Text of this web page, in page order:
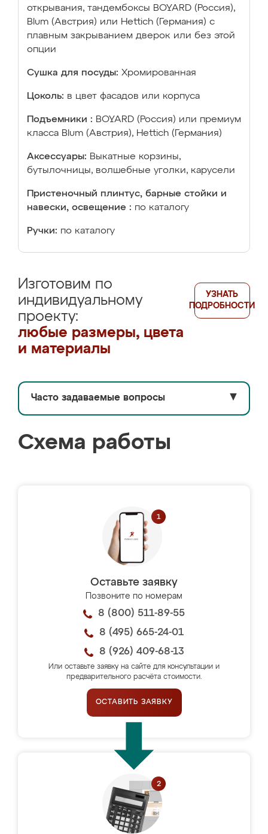
открывания, тандембоксы BOYARD (Россия),
Blum (Австрия) или Hettich (Германия) с
плавным закрыванием дверок или без этой
опции
Сушка для посуды: Хромированная
Цоколь: в цвет фасадов или корпуса
Подъемники : BOYARD (Россия) или премиум
класса Blum (Австрия), Hettich (Германия)
Аксессуары: Выкатные корзины,
бутылочницы, волшебные уголки, карусели
Пристеночный плинтус, барные стойки и
навески, освещение : по каталогу
Ручки: по каталогу
Изготовим по
индивидуальному
проекту:
любые размеры, цвета
и материалы
УЗНАТЬ
ПОДРОБНОСТИ
Часто задаваемые вопросы ▼
Схема работы
Оставьте заявку
Позвоните по номерам
8 (800) 511-89-55
8 (495) 665-24-01
8 (926) 409-68-13
Или оставьте заявку на сайте для консультации и
предварительного расчёта стоимости.
ОСТАВИТЬ ЗАЯВКУ